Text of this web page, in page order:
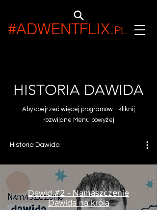
#ADWENTFLIX.PL
HISTORIA DAWIDA
Aby obejrzeć więcej programów - kliknij
rozwijane Menu powyżej
Historia Dawida
Dawid #2 - Namaszczenie
Dawida na króla